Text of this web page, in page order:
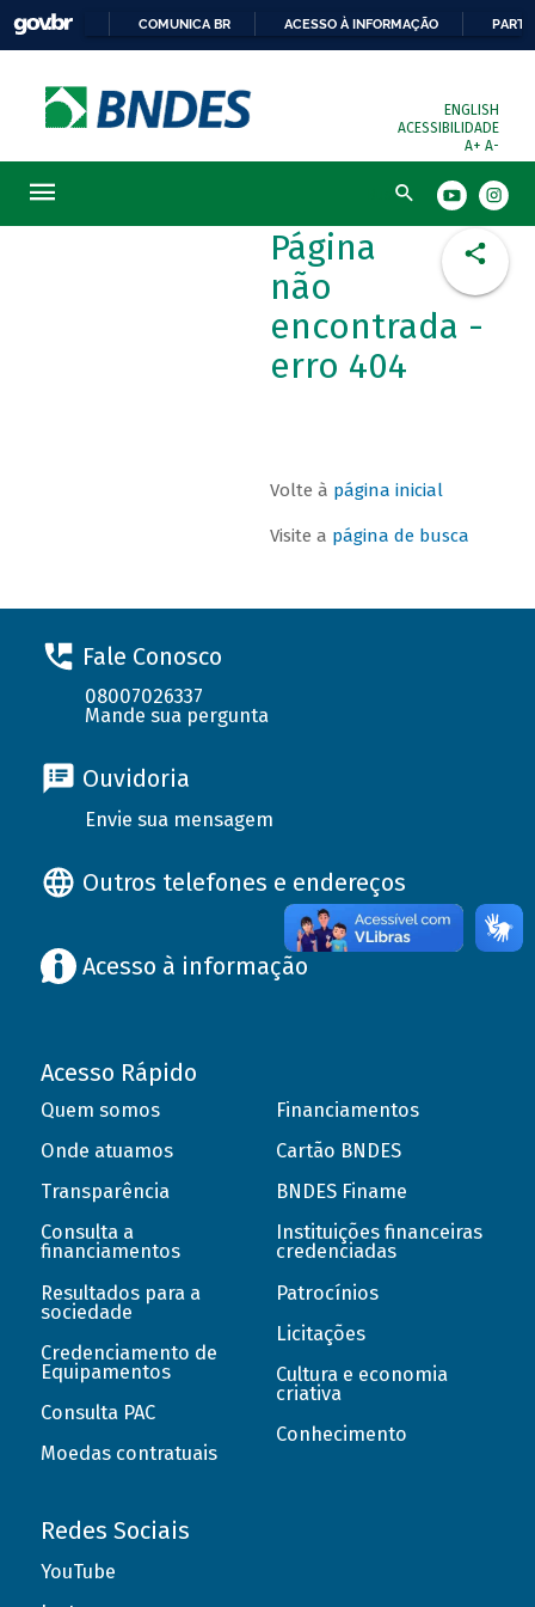
COMUNICA BR ACESSO À INFORMAÇÃO
ENGLISH
ACESSIBILIDADE
A+ A-
Busca
Página
não
encontrada -
erro 404
Volte à página inicial
Visite a página de busca
Fale Conosco
08007026337
Mande sua pergunta
Ouvidoria
Envie sua mensagem
Outros telefones e endereços
Acesso à informação
Acesso Rápido
Quem somos
Onde atuamos
Transparência
Consulta a
financiamentos
Resultados para a
sociedade
Credenciamento de
Equipamentos
Consulta PAC
Moedas contratuais
Financiamentos
Cartão BNDES
BNDES Finame
Instituições financeiras
credenciadas
Patrocínios
Licitações
Cultura e economia
criativa
Conhecimento
Redes Sociais
YouTube